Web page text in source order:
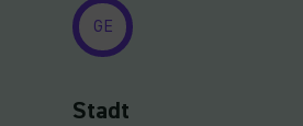
GE
Stadt